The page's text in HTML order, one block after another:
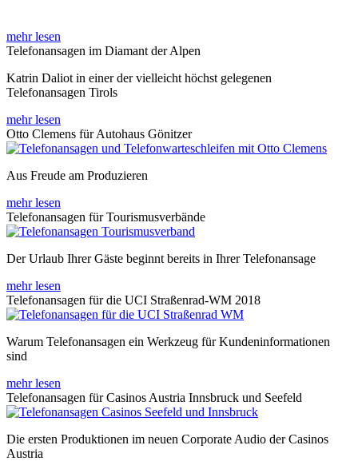
mehr lesen
Telefonansagen im Diamant der Alpen
Katrin Daliot in einer der vielleicht höchst gelegenen
Telefonansagen Tirols
mehr lesen
Otto Clemens für Autohaus Gönitzer
Aus Freude am Produzieren
mehr lesen
Telefonansagen für Tourismusverbände
Der Urlaub Ihrer Gäste beginnt bereits in Ihrer Telefonansage
mehr lesen
Telefonansagen für die UCI Straßenrad-WM 2018
Warum Telefonansagen ein Werkzeug für Kundeninformationen
sind
mehr lesen
Telefonansagen für Casinos Austria Innsbruck und Seefeld
Die ersten Produktionen im neuen Corporate Audio der Casinos
Austria